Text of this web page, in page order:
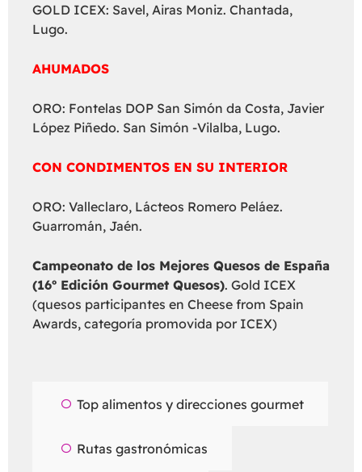
GOLD ICEX: Savel, Airas Moniz. Chantada,
Lugo.
AHUMADOS
ORO: Fontelas DOP San Simón da Costa, Javier
López Piñedo. San Simón -Vilalba, Lugo.
CON CONDIMENTOS EN SU INTERIOR
ORO: Valleclaro, Lácteos Romero Peláez.
Guarromán, Jaén.
Campeonato de los Mejores Quesos de España
(16º Edición Gourmet Quesos). Gold ICEX
(quesos participantes en Cheese from Spain
Awards, categoría promovida por ICEX)
Top alimentos y direcciones gourmet
Rutas gastronómicas